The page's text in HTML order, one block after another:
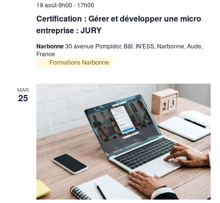
Certification : Gérer et développer une micro
entreprise : JURY
19 août-9h00 - 17h00
Narbonne30 avenue Pompidor, Bât. IN'ESS, Narbonne, Aude,
France
Formations Narbonne
MAR
25